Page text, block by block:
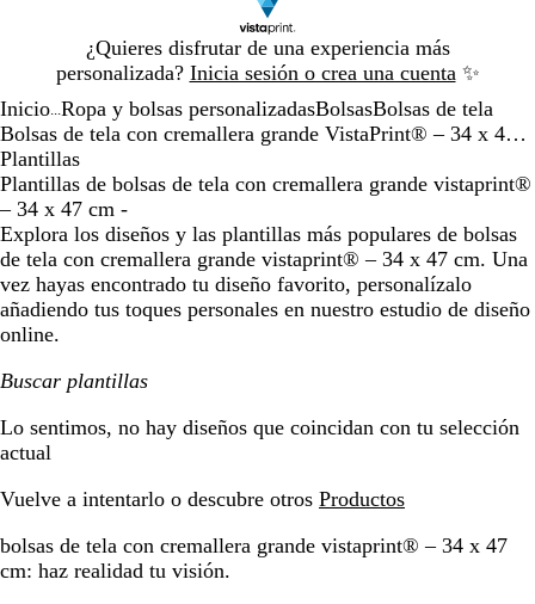
¿Quieres disfrutar de una experiencia más
personalizada? Inicia sesión o crea una cuenta ✨
1
Inicio Ropa y bolsas personalizadasBolsasBolsas de tela
Bolsas de tela con cremallera grande VistaPrint® – 34 x 47 cm
Plantillas
Plantillas de bolsas de tela con cremallera grande vistaprint®
– 34 x 47 cm -
Explora los diseños y las plantillas más populares de bolsas
de tela con cremallera grande vistaprint® – 34 x 47 cm. Una
vez hayas encontrado tu diseño favorito, personalízalo
añadiendo tus toques personales en nuestro estudio de diseño
online.
Buscar plantillas
Lo sentimos, no hay diseños que coincidan con tu selección
actual
Vuelve a intentarlo o descubre otros Productos
bolsas de tela con cremallera grande vistaprint® – 34 x 47
cm: haz realidad tu visión.